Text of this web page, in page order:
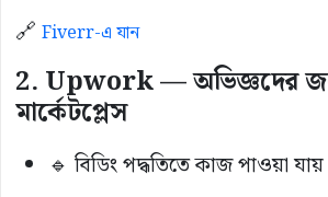
🔗 Fiverr-এ যান
2. Upwork — অভিজ্ঞদের
মার্কেটপ্লেস
🔹 বিডিং পদ্ধতিতে কাজ পাওয়া যায়